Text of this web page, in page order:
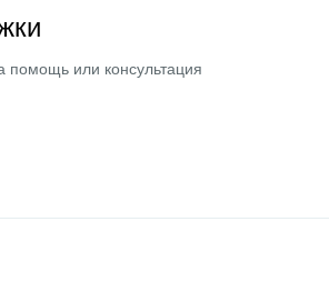
или консультация